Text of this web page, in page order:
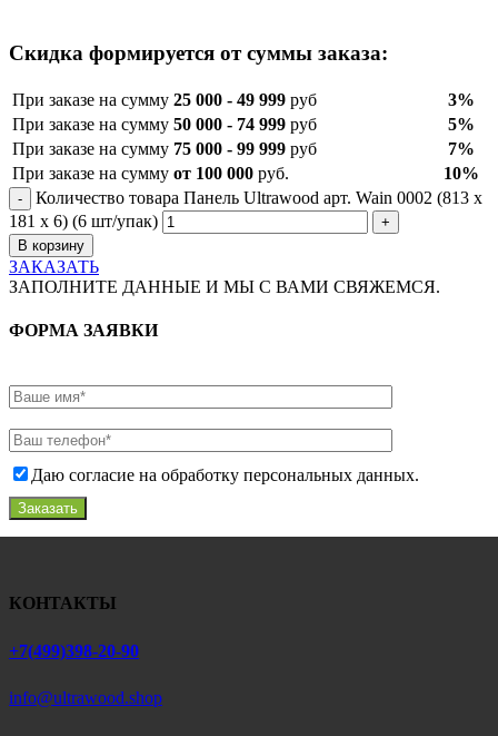
Скидка формируется от суммы заказа:
При заказе на сумму 25 000 - 49 999 руб
3%
При заказе на сумму 50 000 - 74 999 руб
5%
При заказе на сумму 75 000 - 99 999 руб
7%
При заказе на сумму от 100 000 руб.
10%
Количество товара Панель Ultrawood арт. Wain 0002 (813 х
181 х 6) (6 шт/упак)
В корзину
ЗАКАЗАТЬ
ЗАПОЛНИТЕ ДАННЫЕ И МЫ С ВАМИ СВЯЖЕМСЯ.
ФОРМА ЗАЯВКИ
Даю согласие на обработку персональных данных.
Заказать
КОНТАКТЫ
+7(499)398-20-90
info@ultrawood.shop